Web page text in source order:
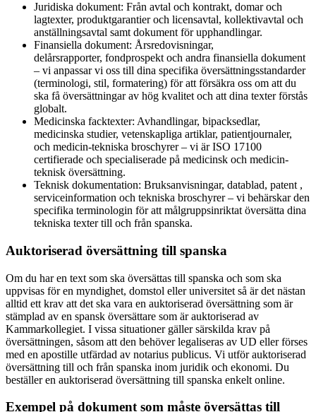
Juridiska dokument: Från avtal och kontrakt, domar och
lagtexter, produktgarantier och licensavtal, kollektivavtal och
anställningsavtal samt dokument för upphandlingar.
Finansiella dokument: Årsredovisningar,
delårsrapporter, fondprospekt och andra finansiella dokument
– vi anpassar vi oss till dina specifika översättningsstandarder
(terminologi, stil, formatering) för att försäkra oss om att du
ska få översättningar av hög kvalitet och att dina texter förstås
globalt.
Medicinska facktexter: Avhandlingar, bipacksedlar,
medicinska studier, vetenskapliga artiklar, patientjournaler,
och medicin-tekniska broschyrer – vi är ISO 17100
certifierade och specialiserade på medicinsk och medicin-
teknisk översättning.
Teknisk dokumentation: Bruksanvisningar, datablad, patent ,
serviceinformation och tekniska broschyrer – vi behärskar den
specifika terminologin för att målgruppsinriktat översätta dina
tekniska texter till och från spanska.
Auktoriserad översättning till spanska
Om du har en text som ska översättas till spanska och som ska
uppvisas för en myndighet, domstol eller universitet så är det nästan
alltid ett krav att det ska vara en auktoriserad översättning som är
stämplad av en spansk översättare som är auktoriserad av
Kammarkollegiet. I vissa situationer gäller särskilda krav på
översättningen, såsom att den behöver legaliseras av UD eller förses
med en apostille utfärdad av notarius publicus. Vi utför auktoriserad
översättning till och från spanska inom juridik och ekonomi. Du
beställer en auktoriserad översättning till spanska enkelt online.
Exempel på dokument som måste översättas till